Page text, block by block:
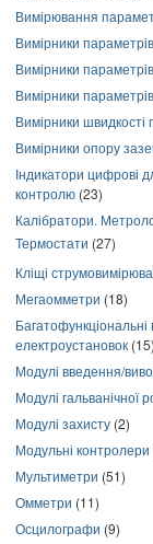
Вимірювання
Вимірники
Вимірники
Вимірники
Вимірники швидкості
Вимірники опору
Індикатори цифрові
контролю (23)
Калібратори.
Термостати (27)
Кліщі
Мегаомметри (18)
електроустановок (15)
Модулі введення/
Модулі гальванічної
Модулі захисту (2)
Модульні контролери
Мультиметри (51)
Омметри (11)
Осцилографи (9)